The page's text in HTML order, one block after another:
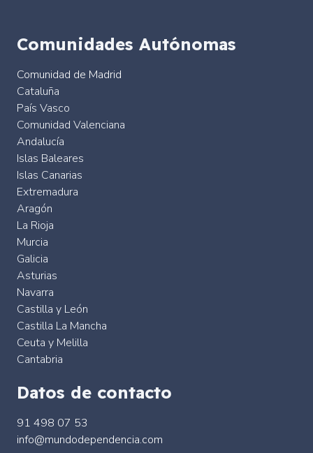
Comunidades Autónomas
Comunidad de Madrid
Cataluña
País Vasco
Comunidad Valenciana
Andalucía
Islas Baleares
Islas Canarias
Extremadura
Aragón
La Rioja
Murcia
Galicia
Asturias
Navarra
Castilla y León
Castilla La Mancha
Ceuta y Melilla
Cantabria
Datos de contacto
91 498 07 53
info@mundodependencia.com